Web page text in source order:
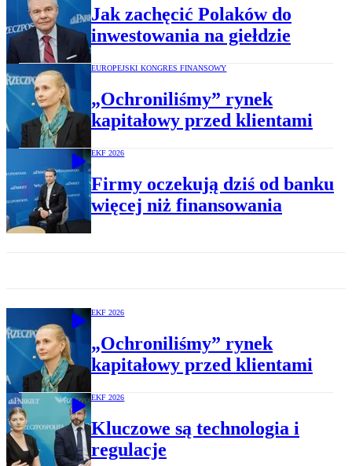
Jak zachęcić Polaków do
inwestowania na giełdzie
EUROPEJSKI KONGRES FINANSOWY
„Ochroniliśmy” rynek
kapitałowy przed klientami
EKF 2026
Firmy oczekują dziś od banku
więcej niż finansowania
EKF 2026
„Ochroniliśmy” rynek
kapitałowy przed klientami
EKF 2026
Kluczowe są technologia i
regulacje